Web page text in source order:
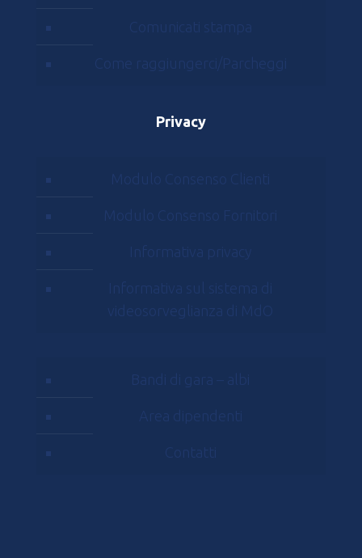
Comunicati stampa
Come raggiungerci/Parcheggi
Privacy
Modulo Consenso Clienti
Modulo Consenso Fornitori
Informativa privacy
Informativa sul sistema di
videosorveglianza di MdO
Bandi di gara – albi
Area dipendenti
Contatti